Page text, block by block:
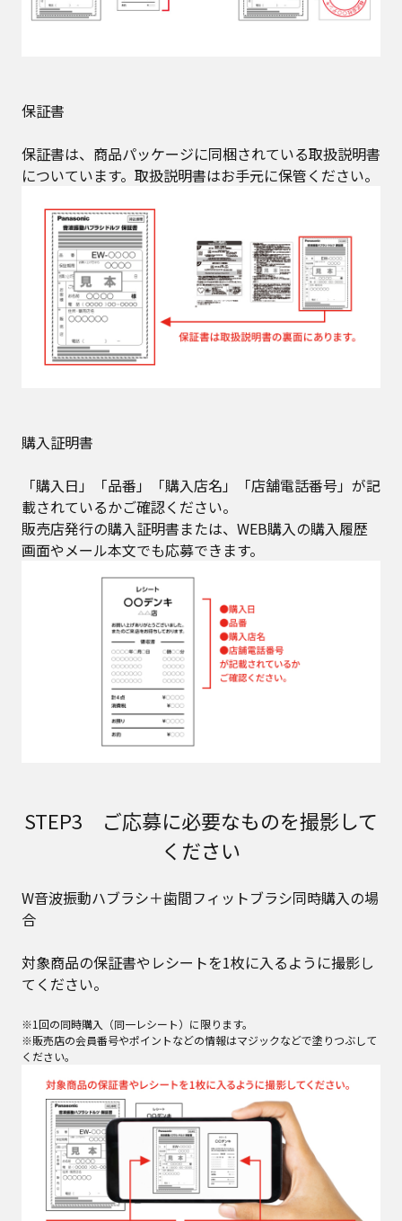
保証書
保証書は、商品パッケージに同梱されている取扱説明書
についています。取扱説明書はお手元に保管ください。
購入証明書
「購入日」「品番」「購入店名」「店舗電話番号」が記
載されているかご確認ください。​
販売店発行の購入証明書または、WEB購入の購入履歴
画面やメール本文でも応募できます。
STEP3 ご応募に必要なものを撮影して
ください
W音波振動ハブラシ＋歯間フィットブラシ同時購入の場
合
対象商品の保証書やレシートを1枚に入るように撮影し
てください。​
※1回の同時購入（同一レシート）に限ります。
※販売店の会員番号やポイントなどの情報はマジックなどで塗りつぶして
ください。